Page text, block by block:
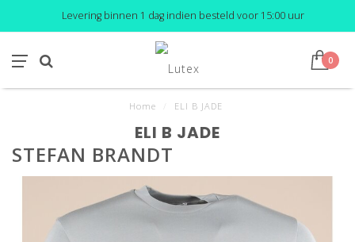
Levering binnen 1 dag indien besteld voor 15:00 uur
0
Home ELI B JADE
ELI B JADE
STEFAN BRANDT